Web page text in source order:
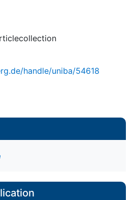
handle/uniba/54618